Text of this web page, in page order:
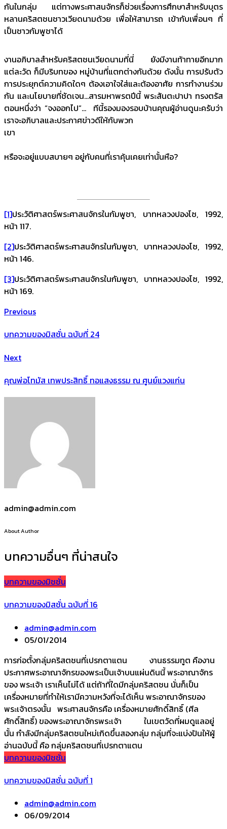
กันในกลุ่ม แต่ทางพระศาสนจักรก็ช่วยเรื่องการศึกษาสำหรับบุตร
หลานคริสตชนชาวเวียดนามด้วย เพื่อให้สามารถ เข้ากับเพื่อนๆ ที่
เป็นชาวกัมพูชาได้
งานอภิบาลสำหรับคริสตชนเวียดนามที่นี่ ยังมีงานท้าทายอีกมาก
แต่ละวัด ก็มีบริบทของ หมู่บ้านที่แตกต่างกันด้วย ดังนั้น การปรับตัว
การประยุกต์ความคิดใดๆ ต้องเอาใจใส่และต้องอาศัย การทำงานร่วม
กัน และนโยบายที่ชัดเจน…สารมหาพรตปีนี้ พระสันตะปาปา ทรงตรัส
ตอนหนึ่งว่า “จงออกไป”… ทีนี้รองมองรอบบ้านคุณผู้อ่านดูนะครับว่า
เราจะอภิบาลและประกาศข่าวดีให้กับพวก
เขา
หรือจะอยู่แบบสบายๆ อยู่กับคนที่เราคุ้นเคยเท่านั้นหือ?
[1]ประวัติศาสตร์พระศาสนจักรในกัมพูชา, บาทหลวงปองโซ, 1992,
หน้า 117.
[2]ประวัติศาสตร์พระศาสนจักรในกัมพูชา, บาทหลวงปองโซ, 1992,
หน้า 146.
[3]ประวัติศาสตร์พระศาสนจักรในกัมพูชา, บาทหลวงปองโซ, 1992,
หน้า 169.
Previous
บทความของมิสชั่น ฉบับที่ 24
Next
คุณพ่อโทมัส เทพประสิทธิ์ ทอแสงธรรม ณ ศูนย์แวงแก่น
admin@admin.com
About Author
บทความอื่นๆ ที่น่าสนใจ
บทความของมิชชั่น
บทความของมิสชั่น ฉบับที่ 16
admin@admin.com
05/01/2014
การก่อตั้งกลุ่มคริสตชนที่เปรกตาแตน งานธรรมทูต คืองาน
ประกาศพระอาณาจักรของพระเป็นเจ้าบนแผ่นดินนี้ พระอาณาจักร
ของ พระเจ้า เราเห็นไม่ได้ แต่ถ้าที่ใดมีกลุ่มคริสตชน นั่นก็เป็น
เครื่องหมายที่ทำให้เรามีความหวังที่จะได้เห็น พระอาณาจักรของ
พระเจ้าตรงนั้น พระศาสนจักรคือ เครื่องหมายศักดิ์สิทธิ์ (ศีล
ศักดิ์สิทธิ์) ของพระอาณาจักรพระเจ้า ในเขตวัดที่ผมดูแลอยู่
นั้น กำลังมีกลุ่มคริสตชนใหม่เกิดขึ้นสองกลุ่ม กลุ่มที่จะแบ่งปันให้ผู้
อ่านฉบับนี้ คือ กลุ่มคริสตชนที่เปรกตาแตน
บทความของมิชชั่น
บทความของมิสชั่น ฉบับที่ 1
admin@admin.com
06/09/2014